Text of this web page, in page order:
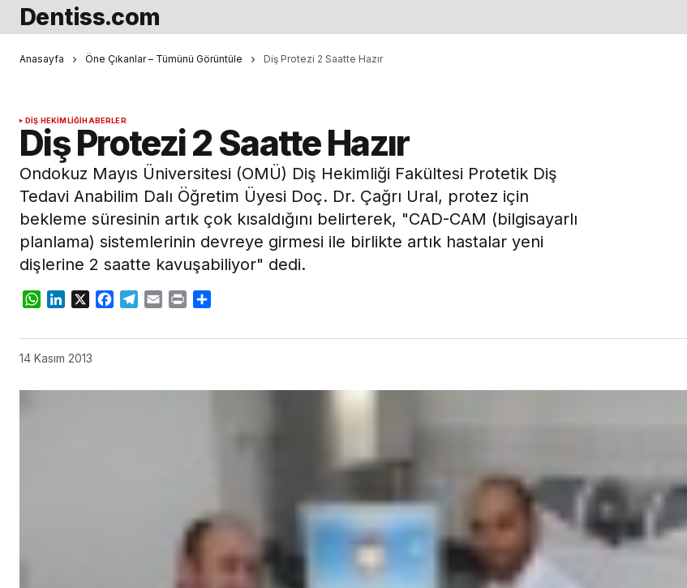
Dentiss.com
Anasayfa Öne Çıkanlar – Tümünü Görüntüle Diş Protezi 2 Saatte Hazır
DIŞ HEKIMLIĞIHABERLER
Diş Protezi 2 Saatte Hazır
Ondokuz Mayıs Üniversitesi (OMÜ) Diş Hekimliği Fakültesi Protetik Diş
Tedavi Anabilim Dalı Öğretim Üyesi Doç. Dr. Çağrı Ural, protez için
bekleme süresinin artık çok kısaldığını belirterek, "CAD-CAM (bilgisayarlı
planlama) sistemlerinin devreye girmesi ile birlikte artık hastalar yeni
dişlerine 2 saatte kavuşabiliyor" dedi.
WhatsApp
LinkedIn
X Facebook
Telegram
Email Print
14 Kasım 2013